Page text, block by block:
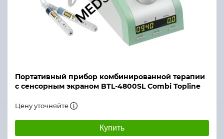
Портативный прибор комбинированной терапии
с сенсорным экраном BTL-4800SL Combi Topline
Цену уточняйте
Купить